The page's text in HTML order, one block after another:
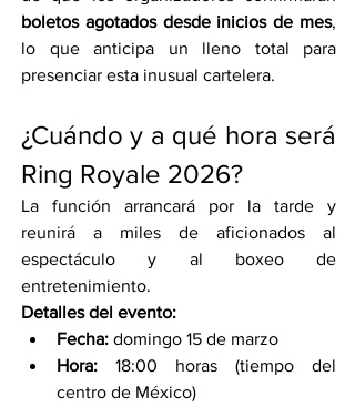
boletos agotados desde inicios de mes,
lo que anticipa un lleno total para
presenciar esta inusual cartelera.
¿Cuándo y a qué hora será
Ring Royale 2026?
La función arrancará por la tarde y
reunirá a miles de aficionados al
espectáculo y al boxeo de
entretenimiento.
Detalles del evento:
Fecha: domingo 15 de marzo
Hora: 18:00 horas (tiempo del
centro de México)